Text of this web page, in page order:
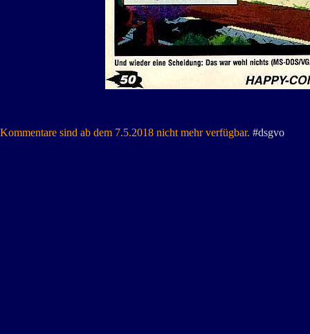
Kommentare sind ab dem 7.5.2018 nicht mehr verfügbar. #dsgvo